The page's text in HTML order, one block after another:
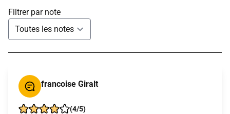
Filtrer par note
francoise Giralt
(4/5)